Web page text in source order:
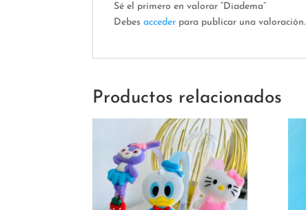
Sé el primero en valorar “Diadema”
Debesacceder para publicar una valoración.
Productos relacionados